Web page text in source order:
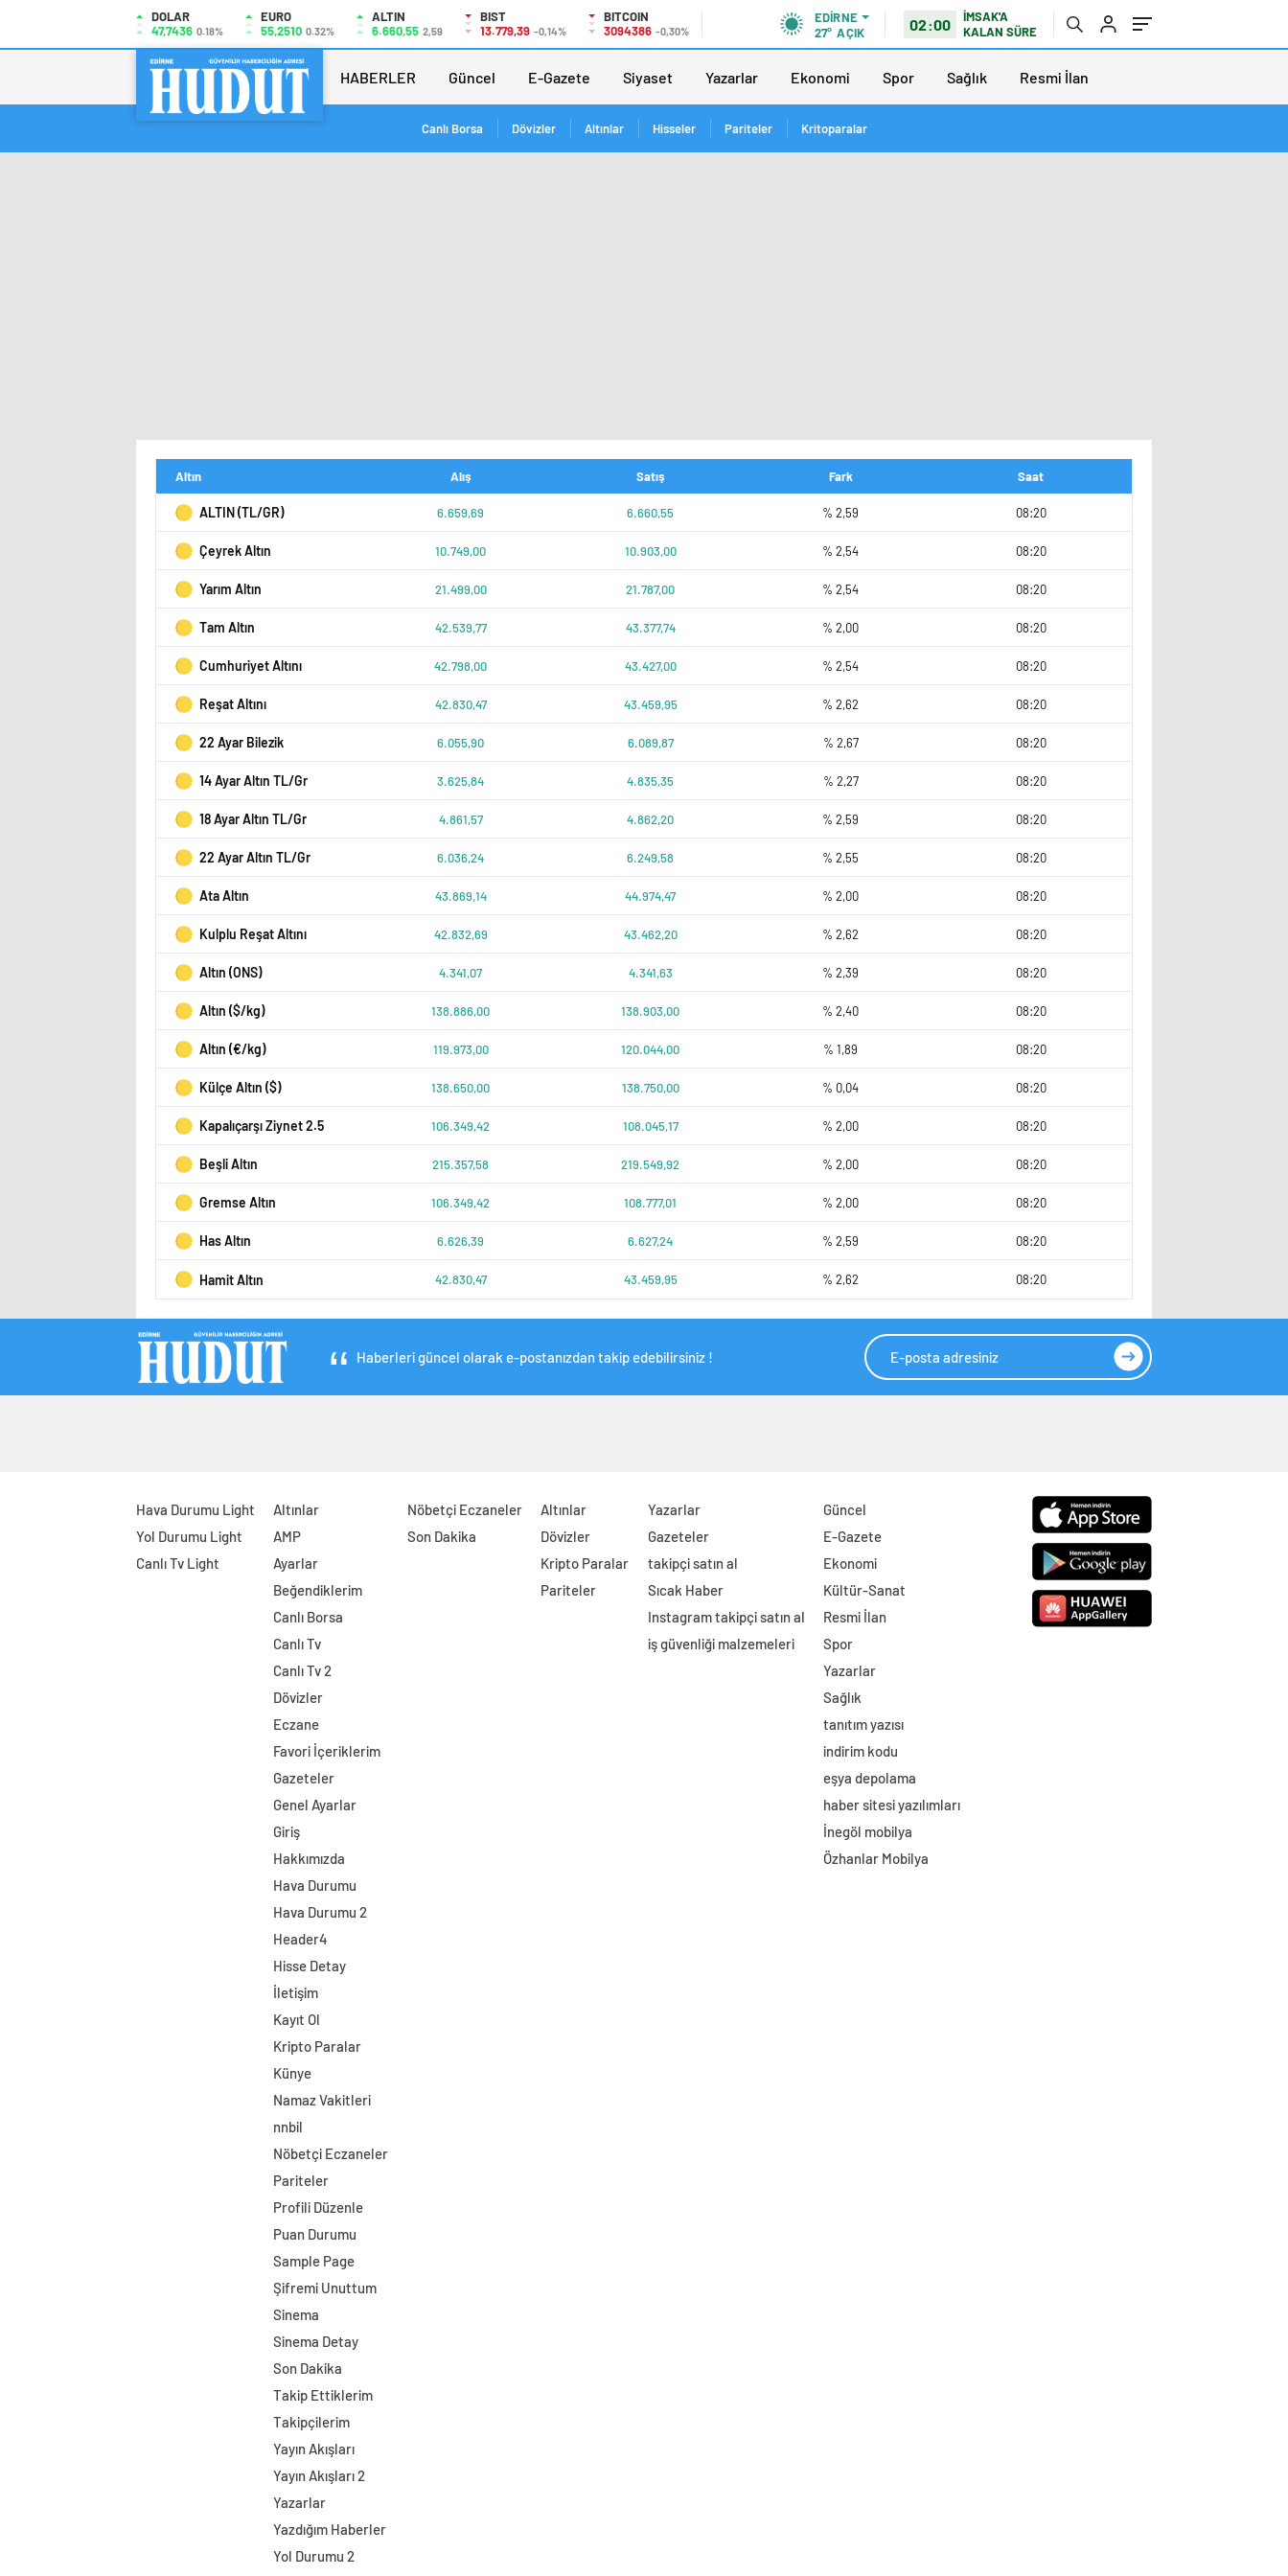
DOLAR
47,7436 0.18%
EURO
55,2510 0.32%
ALTIN
6.660,55 2,59
BIST
13.779,39 -0,14%
BITCOIN
3094386 -0,30%
EDIRNE
27° AÇIK 02:00
İMSAK'A
KALAN SÜRE
HABERLER Güncel E-Gazete Siyaset Yazarlar Ekonomi Spor Sağlık Resmi İlan
Canlı Borsa Dövizler Altınlar Hisseler Pariteler Kritoparalar
Altın Alış Satış Fark Saat
ALTIN (TL/GR) 6.659,69 6.660,55 % 2,59 08:20
Çeyrek Altın 10.749,00 10.903,00 % 2,54 08:20
Yarım Altın 21.499,00 21.787,00 % 2,54 08:20
Tam Altın 42.539,77 43.377,74 % 2,00 08:20
Cumhuriyet Altını 42.798,00 43.427,00 % 2,54 08:20
Reşat Altını 42.830,47 43.459,95 % 2,62 08:20
22 Ayar Bilezik 6.055,90 6.089,87 % 2,67 08:20
14 Ayar Altın TL/Gr 3.625,84 4.835,35 % 2,27 08:20
18 Ayar Altın TL/Gr 4.861,57 4.862,20 % 2,59 08:20
22 Ayar Altın TL/Gr 6.036,24 6.249,58 % 2,55 08:20
Ata Altın 43.869,14 44.974,47 % 2,00 08:20
Kulplu Reşat Altını 42.832,69 43.462,20 % 2,62 08:20
Altın (ONS) 4.341,07 4.341,63 % 2,39 08:20
Altın ($/kg) 138.886,00 138.903,00 % 2,40 08:20
Altın (€/kg) 119.973,00 120.044,00 % 1,89 08:20
Külçe Altın ($) 138.650,00 138.750,00 % 0,04 08:20
Kapalıçarşı Ziynet 2.5 106.349,42 108.045,17 % 2,00 08:20
Beşli Altın 215.357,58 219.549,92 % 2,00 08:20
Gremse Altın 106.349,42 108.777,01 % 2,00 08:20
Has Altın 6.626,39 6.627,24 % 2,59 08:20
Hamit Altın 42.830,47 43.459,95 % 2,62 08:20
Haberleri güncel olarak e-postanızdan takip edebilirsiniz !
Hava Durumu Light
Yol Durumu Light
Canlı Tv Light
Altınlar
AMP
Ayarlar
Beğendiklerim
Canlı Borsa
Canlı Tv
Canlı Tv 2
Dövizler
Eczane
Favori İçeriklerim
Gazeteler
Genel Ayarlar
Giriş
Hakkımızda
Hava Durumu
Hava Durumu 2
Header4
Hisse Detay
İletişim
Kayıt Ol
Kripto Paralar
Künye
Namaz Vakitleri
nnbil
Nöbetçi Eczaneler
Pariteler
Profili Düzenle
Puan Durumu
Sample Page
Şifremi Unuttum
Sinema
Sinema Detay
Son Dakika
Takip Ettiklerim
Takipçilerim
Yayın Akışları
Yayın Akışları 2
Yazarlar
Yazdığım Haberler
Yol Durumu 2
Nöbetçi Eczaneler
Son Dakika
Altınlar
Dövizler
Kripto Paralar
Pariteler
Yazarlar
Gazeteler
takipçi satın al
Sıcak Haber
Instagram takipçi satın al
iş güvenliği malzemeleri
Güncel
E-Gazete
Ekonomi
Kültür-Sanat
Resmi İlan
Spor
Yazarlar
Sağlık
tanıtım yazısı
indirim kodu
eşya depolama
haber sitesi yazılımları
İnegöl mobilya
Özhanlar Mobilya